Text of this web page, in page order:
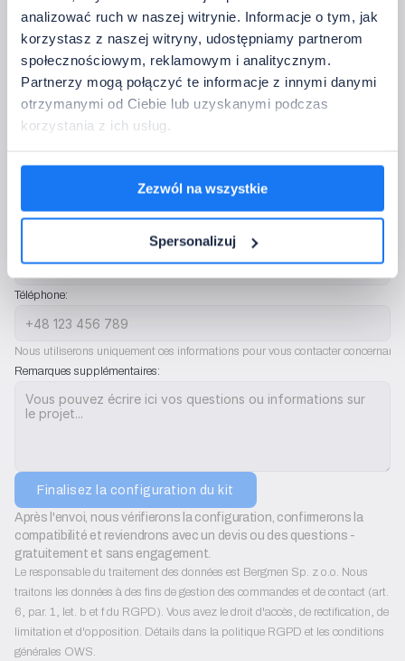
analizować ruch w naszej witrynie. Informacje o tym, jak
korzystasz z naszej witryny, udostępniamy partnerom
społecznościowym, reklamowym i analitycznym.
Partnerzy mogą połączyć te informacje z innymi danymi
otrzymanymi od Ciebie lub uzyskanymi podczas
korzystania z ich usług.
Zezwól na wszystkie
Spersonalizuj
Je n'ai pas besoin d'accessoires
3. Coordonnées
Veuillez fournir les coordonnées auxquelles nous devons revenir avec la
confirmation de la configuration.
Nom complet de la société:
Adresse e-mail de l'entreprise:
Téléphone:
Nous utiliserons uniquement ces informations pour vous contacter
Remarques supplémentaires:
Finalisez la configuration du kit
Après l'envoi, nous vérifierons la configuration, confirmerons la
compatibilité et reviendrons avec un devis ou des questions -
gratuitement et sans engagement.
Le responsable du traitement des données est Bergmen Sp. z o.o. Nous
traitons les données à des fins de gestion des commandes et de contact (art.
6, par. 1, let. b et f du RGPD). Vous avez le droit d'accès, de rectification, de
limitation et d'opposition. Détails dans la politique RGPD et les conditions
générales OWS.